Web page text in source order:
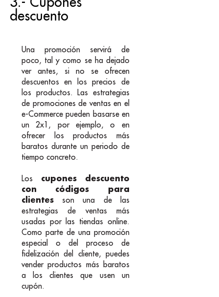
descuento
Una promoción servirá de
poco, tal y como se ha dejado
ver antes, si no se ofrecen
descuentos en los precios de
los productos. Las estrategias
de promociones de ventas en el
e-Commerce pueden basarse en
un 2x1, por ejemplo, o en
ofrecer los productos más
baratos durante un periodo de
tiempo concreto.
Los cupones descuento
con códigos para
clientes son una de las
estrategias de ventas más
usadas por las tiendas online.
Como parte de una promoción
especial o del proceso de
fidelización del cliente, puedes
vender productos más baratos
a los clientes que usen un
cupón.